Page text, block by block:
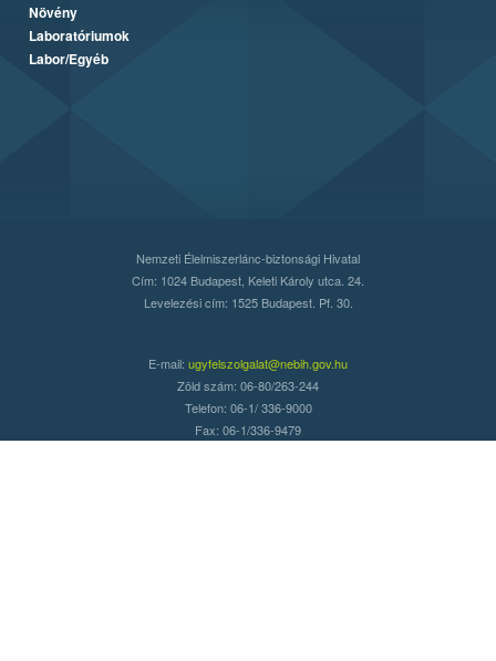
Növény
Laboratóriumok
Labor/Egyéb
Nemzeti Élelmiszerlánc-biztonsági Hivatal
Cím: 1024 Budapest, Keleti Károly utca. 24.
Levelezési cím: 1525 Budapest. Pf. 30.
E-mail: ugyfelszolgalat@nebih.gov.hu
Zöld szám: 06-80/263-244
Telefon: 06-1/ 336-9000
Fax: 06-1/336-9479